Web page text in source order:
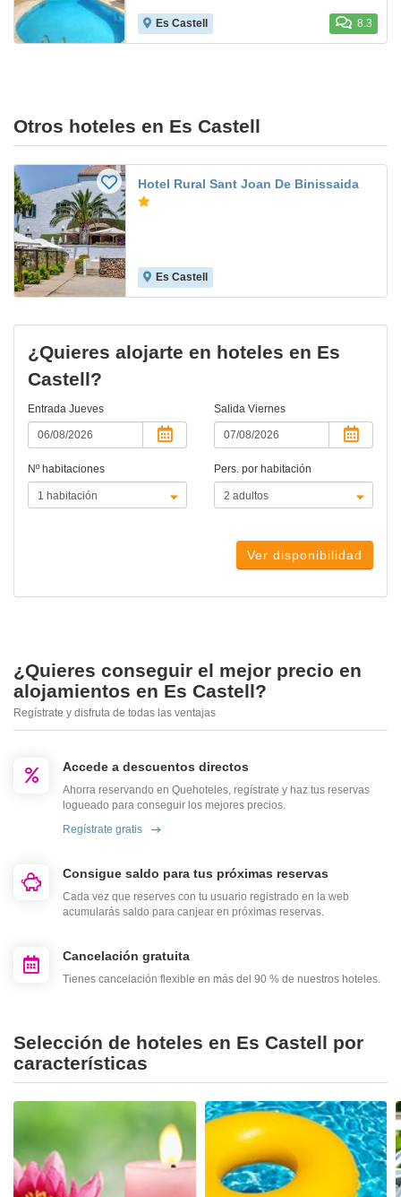
Es Castell 8.3
Otros hoteles en Es Castell
Hotel Rural Sant Joan De Binissaida
Es Castell
¿Quieres alojarte en hoteles en Es
Castell?
Entrada Jueves Salida Viernes
Nº habitaciones Pers. por habitación
Ver disponibilidad
¿Quieres conseguir el mejor precio en
alojamientos en Es Castell?
Regístrate y disfruta de todas las ventajas
Accede a descuentos directos
Ahorra reservando en Quehoteles, regístrate y haz tus reservas
logueado para conseguir los mejores precios.
Regístrate gratis
Consigue saldo para tus próximas reservas
Cada vez que reserves con tu usuario registrado en la web
acumularás saldo para canjear en próximas reservas.
Cancelación gratuita
Tienes cancelación flexible en más del 90 % de nuestros hoteles.
Selección de hoteles en Es Castell por
características